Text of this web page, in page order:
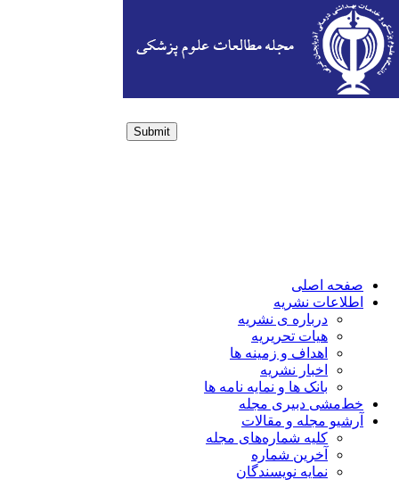
Submit
صفحه اصلی
اطلاعات نشریه
درباره ی نشریه
هیات تحریریه
اهداف و زمینه ها
اخبار نشریه
بانک ها و نمایه نامه ها
خط‌مشی دبیری مجله
آرشیو مجله و مقالات
کلیه شماره‌های مجله
آخرین شماره
نمایه نویسندگان